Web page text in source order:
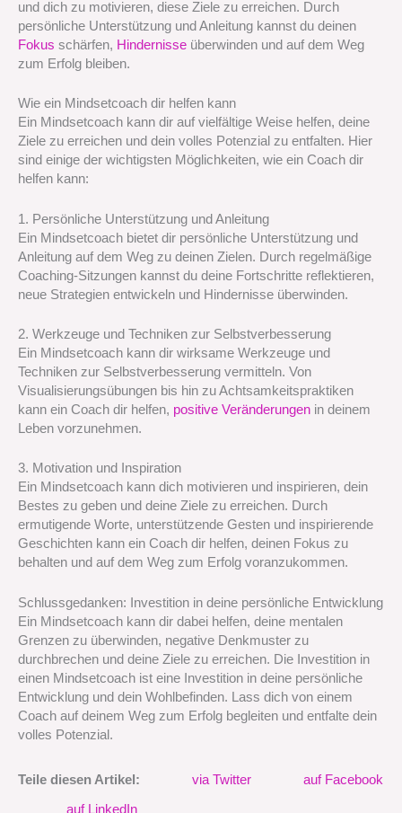
und dich zu motivieren, diese Ziele zu erreichen. Durch
persönliche Unterstützung und Anleitung kannst du deinen
Fokus schärfen, Hindernisse überwinden und auf dem Weg
zum Erfolg bleiben.
Wie ein Mindsetcoach dir helfen kann
Ein Mindsetcoach kann dir auf vielfältige Weise helfen, deine
Ziele zu erreichen und dein volles Potenzial zu entfalten. Hier
sind einige der wichtigsten Möglichkeiten, wie ein Coach dir
helfen kann:
1. Persönliche Unterstützung und Anleitung
Ein Mindsetcoach bietet dir persönliche Unterstützung und
Anleitung auf dem Weg zu deinen Zielen. Durch regelmäßige
Coaching-Sitzungen kannst du deine Fortschritte reflektieren,
neue Strategien entwickeln und Hindernisse überwinden.
2. Werkzeuge und Techniken zur Selbstverbesserung
Ein Mindsetcoach kann dir wirksame Werkzeuge und
Techniken zur Selbstverbesserung vermitteln. Von
Visualisierungsübungen bis hin zu Achtsamkeitspraktiken
kann ein Coach dir helfen, positive Veränderungen in deinem
Leben vorzunehmen.
3. Motivation und Inspiration
Ein Mindsetcoach kann dich motivieren und inspirieren, dein
Bestes zu geben und deine Ziele zu erreichen. Durch
ermutigende Worte, unterstützende Gesten und inspirierende
Geschichten kann ein Coach dir helfen, deinen Fokus zu
behalten und auf dem Weg zum Erfolg voranzukommen.
Schlussgedanken: Investition in deine persönliche Entwicklung
Ein Mindsetcoach kann dir dabei helfen, deine mentalen
Grenzen zu überwinden, negative Denkmuster zu
durchbrechen und deine Ziele zu erreichen. Die Investition in
einen Mindsetcoach ist eine Investition in deine persönliche
Entwicklung und dein Wohlbefinden. Lass dich von einem
Coach auf deinem Weg zum Erfolg begleiten und entfalte dein
volles Potenzial.
Teile diesen Artikel: via Twitter auf Facebook
auf LinkedIn